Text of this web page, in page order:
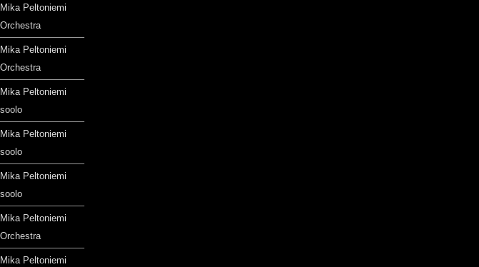
Mika Peltoniemi
Orchestra
Mika Peltoniemi
Orchestra
Mika Peltoniemi
soolo
Mika Peltoniemi
soolo
Mika Peltoniemi
soolo
Mika Peltoniemi
Orchestra
Mika Peltoniemi